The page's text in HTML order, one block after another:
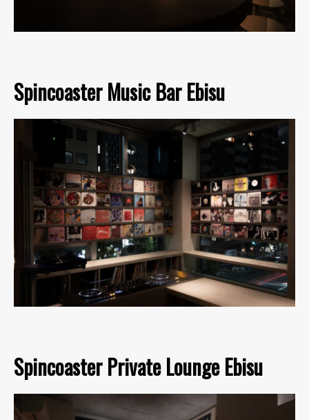
Spincoaster Music Bar Ebisu
Spincoaster Private Lounge Ebisu